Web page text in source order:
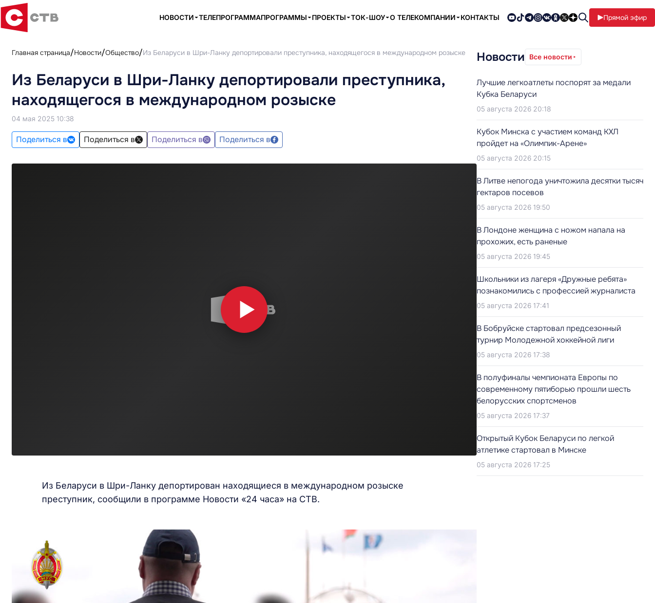
НОВОСТИ ТЕЛЕПРОГРАММАПРОГРАММЫ ПРОЕКТЫ ТОК-ШОУ О ТЕЛЕКОМПАНИИ КОНТАКТЫ Прямой эфир
Главная страница Новости Общество Из Беларуси в Шри-Ланку депортировали преступника, находящегося в международном розыске
Из Беларуси в Шри-Ланку депортировали преступника,
находящегося в международном розыске
04 мая 2025 10:38
Поделиться в Поделиться в Поделиться в Поделиться в
Из Беларуси в Шри-Ланку депортирован находящиеся в международном розыске
преступник, сообщили в программе Новости «24 часа» на СТВ.
Новости Все новости
Лучшие легкоатлеты поспорят за медали
Кубка Беларуси
05 августа 2026 20:18
Кубок Минска с участием команд КХЛ
пройдет на «Олимпик-Арене»
05 августа 2026 20:15
В Литве непогода уничтожила десятки тысяч
гектаров посевов
05 августа 2026 19:50
В Лондоне женщина с ножом напала на
прохожих, есть раненые
05 августа 2026 19:45
Школьники из лагеря «Дружные ребята»
познакомились с профессией журналиста
05 августа 2026 17:41
В Бобруйске стартовал предсезонный
турнир Молодежной хоккейной лиги
05 августа 2026 17:38
В полуфиналы чемпионата Европы по
современному пятиборью прошли шесть
белорусских спортсменов
05 августа 2026 17:37
Открытый Кубок Беларуси по легкой
атлетике стартовал в Минске
05 августа 2026 17:25